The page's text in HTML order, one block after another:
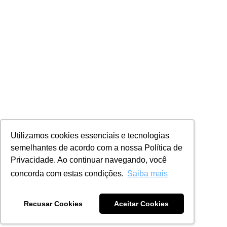
Utilizamos cookies essenciais e tecnologias
semelhantes de acordo com a nossa Política de
Privacidade. Ao continuar navegando, você
concorda com estas condições. Saiba mais
Recusar Cookies Aceitar Cookies